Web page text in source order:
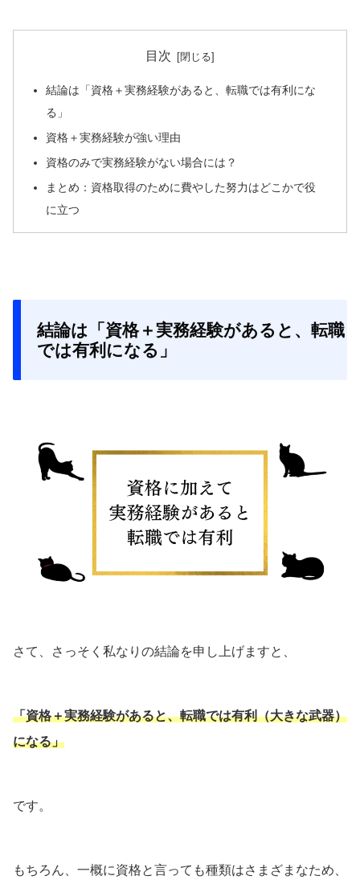
目次
結論は「資格＋実務経験があると、転職では有利にな
る」
資格＋実務経験が強い理由
資格のみで実務経験がない場合には？
まとめ：資格取得のために費やした努力はどこかで役
に立つ
結論は「資格＋実務経験があると、転職
では有利になる」
さて、さっそく私なりの結論を申し上げますと、
「資格＋実務経験があると、転職では有利（大きな武器）
になる」
です。
もちろん、一概に資格と言っても種類はさまざまなため、